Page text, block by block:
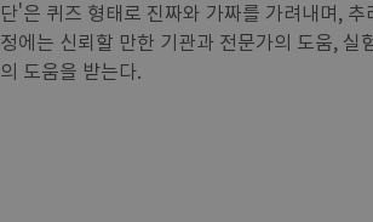
단'은 퀴즈 형태로 진짜와 가짜를 가려내며, 추
정에는 신뢰할 만한 기관과 전문가의 도움, 실
의 도움을 받는다.